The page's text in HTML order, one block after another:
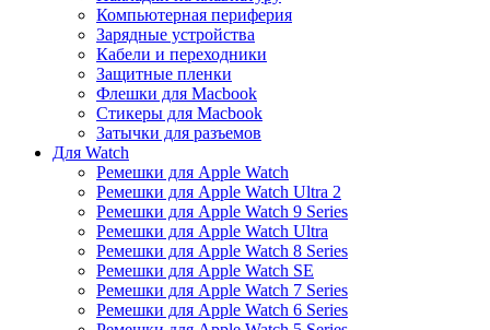
Компьютерная периферия
Зарядные устройства
Кабели и переходники
Защитные пленки
Флешки для Macbook
Стикеры для Macbook
Затычки для разъемов
Для Watch
Ремешки для Apple Watch
Ремешки для Apple Watch Ultra 2
Ремешки для Apple Watch 9 Series
Ремешки для Apple Watch Ultra
Ремешки для Apple Watch 8 Series
Ремешки для Apple Watch SE
Ремешки для Apple Watch 7 Series
Ремешки для Apple Watch 6 Series